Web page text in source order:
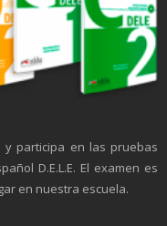
participa en las pruebas
D.E.L.E. El examen es
en nuestra escuela.